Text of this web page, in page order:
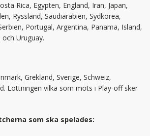
Rica, Egypten, England, Iran, Japan,
Ryssland, Saudiarabien, Sydkorea,
Portugal, Argentina, Panama, Island,
Uruguay.
Grekland, Sverige, Schweiz,
Lottningen vilka som möts i Play-off sker
som ska spelades: